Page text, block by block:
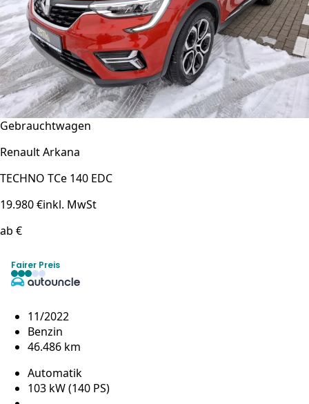
Gebrauchtwagen
Renault Arkana
TECHNO TCe 140 EDC
19.980 €inkl. MwSt
ab €
Fairer Preis
11/2022
Benzin
46.486 km
Automatik
103 kW (140 PS)